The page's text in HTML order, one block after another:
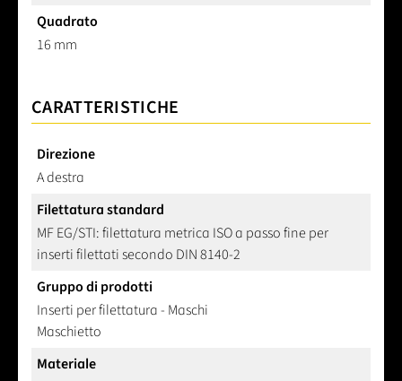
Quadrato
16 mm
CARATTERISTICHE
Direzione
A destra
Filettatura standard
MF EG/STI: filettatura metrica ISO a passo fine per
inserti filettati secondo DIN 8140-2
Gruppo di prodotti
Inserti per filettatura - Maschi
Maschietto
Materiale